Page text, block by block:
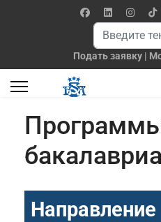
Поиск
Подать заявку |
Направление